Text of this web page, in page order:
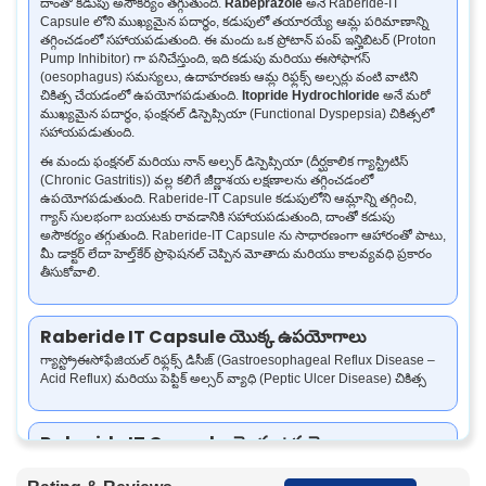
Capsule లోని ముఖ్యమైన పదార్థం, కడుపులో తయారయ్యే ఆమ్ల పరిమాణాన్ని
తగ్గించడంలో సహాయపడుతుంది. ఈ మందు ఒక ప్రోటాన్ పంప్ ఇన్హిబిటర్ (Proton
Pump Inhibitor) గా పనిచేస్తుంది, ఇది కడుపు మరియు ఈసోఫాగస్
(oesophagus) సమస్యలు, ఉదాహరణకు ఆమ్ల రిఫ్లక్స్ అల్సర్లు వంటి వాటిని
చికిత్స చేయడంలో ఉపయోగపడుతుంది. Itopride Hydrochloride అనే మరో
ముఖ్యమైన పదార్థం, ఫంక్షనల్ డిస్పెప్సియా (Functional Dyspepsia) చికిత్సలో
సహాయపడుతుంది.
ఈ మందు ఫంక్షనల్ మరియు నాన్ అల్సర్ డిస్పెప్సియా (దీర్ఘకాలిక గ్యాస్ట్రిటిస్
(Chronic Gastritis)) వల్ల కలిగే జీర్ణాశయ లక్షణాలను తగ్గించడంలో
ఉపయోగపడుతుంది. Raberide-IT Capsule కడుపులోని ఆమ్లాన్ని తగ్గించి,
గ్యాస్ సులభంగా బయటకు రావడానికి సహాయపడుతుంది, దాంతో కడుపు
అసౌకర్యం తగ్గుతుంది. Raberide-IT Capsule ను సాధారణంగా ఆహారంతో పాటు,
మీ డాక్టర్ లేదా హెల్త్‌కేర్ ప్రొఫెషనల్ చెప్పిన మోతాదు మరియు కాలవ్యవధి ప్రకారం
తీసుకోవాలి.
Raberide IT Capsule యొక్క ఉపయోగాలు
గ్యాస్ట్రోఈసోఫేజియల్ రిఫ్లక్స్ డిసీజ్ (Gastroesophageal Reflux Disease –
Acid Reflux) మరియు పెప్టిక్ అల్సర్ వ్యాధి (Peptic Ulcer Disease) చికిత్స
Raberide IT Capsule యొక్క ఉపయోగాలు